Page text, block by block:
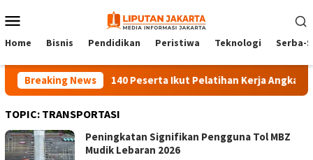
to
Menu
Home Bisnis Pendidikan Peristiwa Teknologi Serba-
Breaking News140 Peserta Ikut Pelatihan Kerja Angkatan 1
TOPIC: TRANSPORTASI
Peningkatan Signifikan Pengguna Tol MBZ
Mudik Lebaran 2026